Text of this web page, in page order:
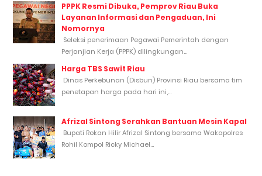
PPPK Resmi Dibuka, Pemprov Riau Buka
Layanan Informasi dan Pengaduan, Ini
Nomornya
Seleksi penerimaan Pegawai Pemerintah dengan
Perjanjian Kerja (PPPK) dilingkungan...
Harga TBS Sawit Riau
Dinas Perkebunan (Disbun) Provinsi Riau bersama tim
penetapan harga pada hari ini,...
Afrizal Sintong Serahkan Bantuan Mesin Kapal
Bupati Rokan Hilir Afrizal Sintong bersama Wakapolres
Rohil Kompol Ricky Michael...